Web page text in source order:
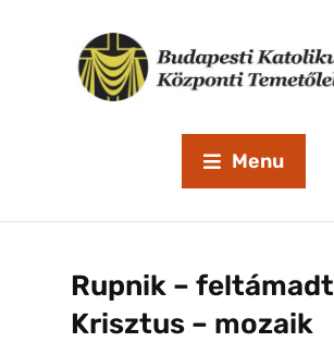
Menu
Rupnik – feltámadt
Krisztus – mozaik